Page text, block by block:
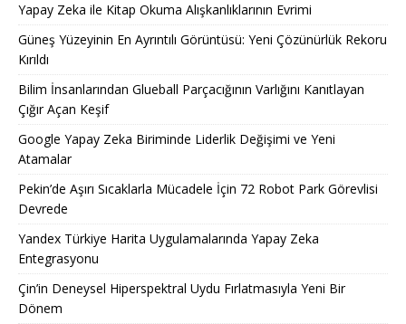
Yapay Zeka ile Kitap Okuma Alışkanlıklarının Evrimi
Güneş Yüzeyinin En Ayrıntılı Görüntüsü: Yeni Çözünürlük Rekoru
Kırıldı
Bilim İnsanlarından Glueball Parçacığının Varlığını Kanıtlayan
Çığır Açan Keşif
Google Yapay Zeka Biriminde Liderlik Değişimi ve Yeni
Atamalar
Pekin’de Aşırı Sıcaklarla Mücadele İçin 72 Robot Park Görevlisi
Devrede
Yandex Türkiye Harita Uygulamalarında Yapay Zeka
Entegrasyonu
Çin’in Deneysel Hiperspektral Uydu Fırlatmasıyla Yeni Bir
Dönem